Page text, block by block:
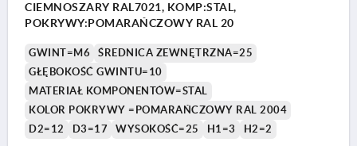
CIEMNOSZARY RAL7021, KOMP:STAL,
POKRYWY:POMARAŃCZOWY RAL 20
GWINT=M6
ŚREDNICA ZEWNĘTRZNA=25
GŁĘBOKOŚĆ GWINTU=10
MATERIAŁ KOMPONENTÓW=STAL
KOLOR POKRYWY =POMARAŃCZOWY RAL 2004
D2=12
D3=17 WYSOKOŚĆ=25 H1=3 H2=2